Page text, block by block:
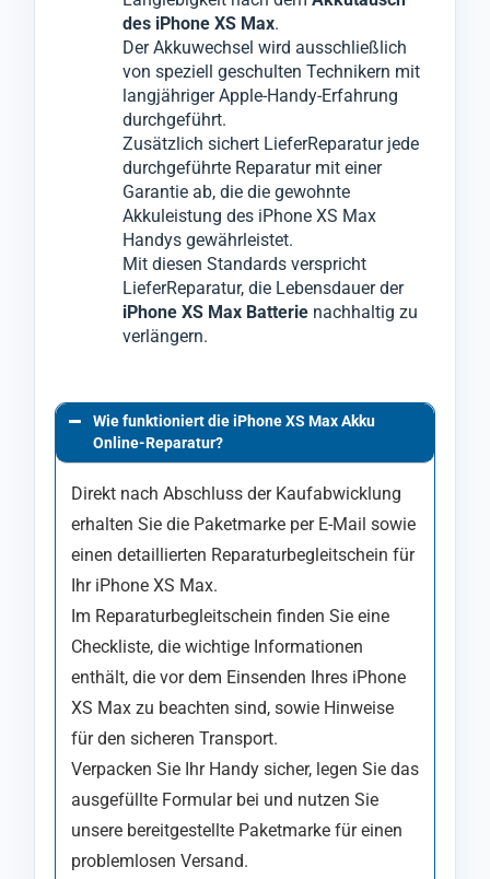
des iPhone XS Max.
Der Akkuwechsel wird ausschließlich
von speziell geschulten Technikern mit
langjähriger Apple-Handy-Erfahrung
durchgeführt.
Zusätzlich sichert LieferReparatur jede
durchgeführte Reparatur mit einer
Garantie ab, die die gewohnte
Akkuleistung des iPhone XS Max
Handys gewährleistet.
Mit diesen Standards verspricht
LieferReparatur, die Lebensdauer der
iPhone XS Max Batterie nachhaltig zu
verlängern.
Wie funktioniert die iPhone XS Max Akku
Online-Reparatur?
Direkt nach Abschluss der Kaufabwicklung
erhalten Sie die Paketmarke per E-Mail sowie
einen detaillierten Reparaturbegleitschein für
Ihr iPhone XS Max.
Im Reparaturbegleitschein finden Sie eine
Checkliste, die wichtige Informationen
enthält, die vor dem Einsenden Ihres iPhone
XS Max zu beachten sind, sowie Hinweise
für den sicheren Transport.
Verpacken Sie Ihr Handy sicher, legen Sie das
ausgefüllte Formular bei und nutzen Sie
unsere bereitgestellte Paketmarke für einen
problemlosen Versand.